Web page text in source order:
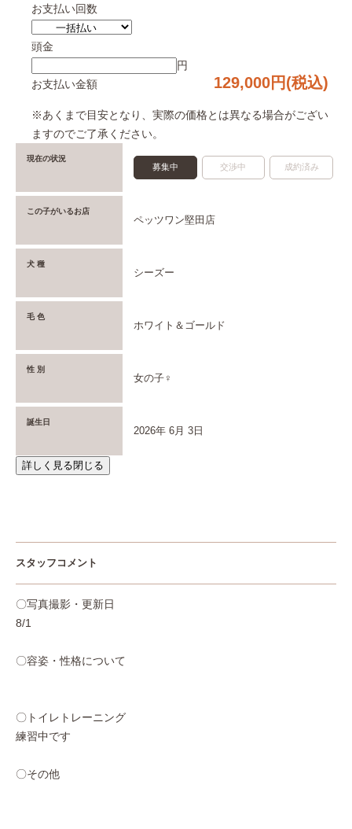
お支払い回数
頭金
円
お支払い金額
129,000円(税込)
※あくまで目安となり、実際の価格とは異なる場合がござい
ますのでご了承ください。
現在の状況
募集中 交渉中 成約済み
この子がいるお店
ペッツワン堅田店
犬 種
シーズー
毛 色
ホワイト＆ゴールド
性 別
女の子♀
誕生日
2026年 6月 3日
詳しく見る閉じる
スタッフコメント
〇写真撮影・更新日
8/1
〇容姿・性格について
〇トイレトレーニング
練習中です
〇その他